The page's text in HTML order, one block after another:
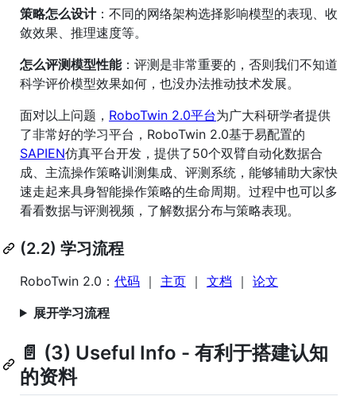
策略怎么设计：不同的网络架构选择影响模型的表现、收
敛效果、推理速度等。
怎么评测模型性能：评测是非常重要的，否则我们不知道
科学评价模型效果如何，也没办法推动技术发展。
面对以上问题， RoboTwin 2.0平台为广大科研学者提供
了非常好的学习平台，RoboTwin 2.0基于易配置的
SAPIEN仿真平台开发，提供了50个双臂自动化数据合
成、主流操作策略训测集成、评测系统，能够辅助大家快
速走起来具身智能操作策略的生命周期。过程中也可以多
看看数据与评测视频，了解数据分布与策略表现。
(2.2) 学习流程
RoboTwin 2.0： 代码 ｜ 主页 ｜ 文档 ｜ 论文
展开学习流程
📄 (3) Useful Info - 有利于搭建认知
的资料